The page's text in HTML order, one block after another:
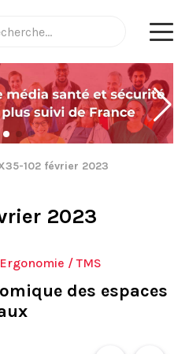
102 février 2023
2023
Ergonomie / TMS
des espaces